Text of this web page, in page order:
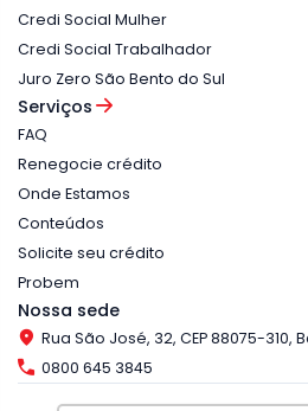
Credi Social Mulher
Credi Social Trabalhador
Juro Zero São Bento do Sul
Serviços
FAQ
Renegocie crédito
Onde Estamos
Conteúdos
Solicite seu crédito
Probem
Nossa sede
Rua São José, 32, CEP 88075-310,
0800 645 3845